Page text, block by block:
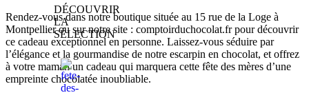
DÉCOUVRIR
LA
SÉLECTION
Rendez-vous dans notre boutique située au 15 rue de la Loge à
Montpellier ou sur notre site : comptoirduchocolat.fr pour découvrir
ce cadeau exceptionnel en personne. Laissez-vous séduire par
l’élégance et la gourmandise de notre escarpin en chocolat, et offrez
à votre maman un cadeau qui marquera cette fête des mères d’une
empreinte chocolatée inoubliable.